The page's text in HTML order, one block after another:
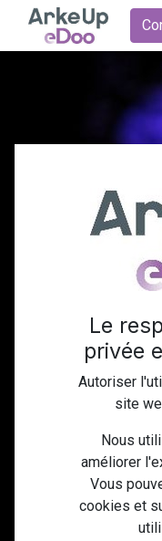
en
Une solution
Le
privée
Autoriser
site
Nous
améliorer
Vous
cookies et